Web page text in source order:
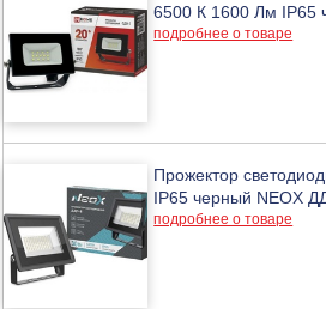
6500 К 1600 Лм IP65
подробнее о товаре
Прожектор
IP65 черный NEOX
подробнее о товаре